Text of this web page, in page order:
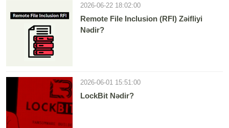
2026-06-22 18:02:00
Remote File Inclusion (RFI) Zəifliyi
Nədir?
2026-06-01 15:51:00
LockBit Nədir?